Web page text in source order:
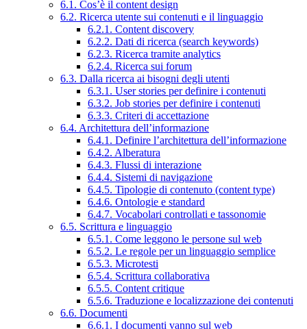
6.1. Cos’è il content design
6.2. Ricerca utente sui contenuti e il linguaggio
6.2.1. Content discovery
6.2.2. Dati di ricerca (search keywords)
6.2.3. Ricerca tramite analytics
6.2.4. Ricerca sui forum
6.3. Dalla ricerca ai bisogni degli utenti
6.3.1. User stories per definire i contenuti
6.3.2. Job stories per definire i contenuti
6.3.3. Criteri di accettazione
6.4. Architettura dell’informazione
6.4.1. Definire l’architettura dell’informazione
6.4.2. Alberatura
6.4.3. Flussi di interazione
6.4.4. Sistemi di navigazione
6.4.5. Tipologie di contenuto (content type)
6.4.6. Ontologie e standard
6.4.7. Vocabolari controllati e tassonomie
6.5. Scrittura e linguaggio
6.5.1. Come leggono le persone sul web
6.5.2. Le regole per un linguaggio semplice
6.5.3. Microtesti
6.5.4. Scrittura collaborativa
6.5.5. Content critique
6.5.6. Traduzione e localizzazione dei contenuti
6.6. Documenti
6.6.1. I documenti vanno sul web